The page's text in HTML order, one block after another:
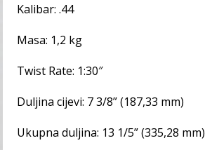
Kalibar: .44
Masa: 1,2 kg
Twist Rate: 1:30″
Duljina cijevi: 7 3/8” (187,33 mm)
Ukupna duljina: 13 1/5” (335,28 mm)